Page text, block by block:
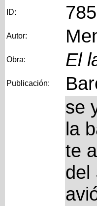
ID:
Autor:
Obra: El
Publicación:
se
la
te
del